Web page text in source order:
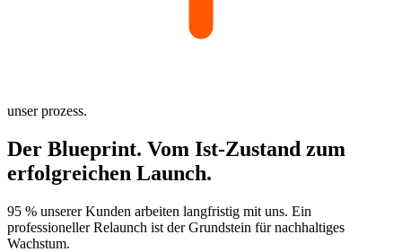
unser prozess.
Der Blueprint. Vom Ist-Zustand zum
erfolgreichen Launch.
95 % unserer Kunden arbeiten langfristig mit uns. Ein
professioneller Relaunch ist der Grundstein für nachhaltiges
Wachstum.